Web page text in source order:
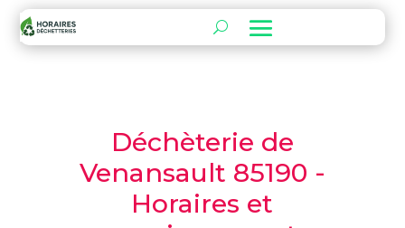
Déchèterie de
Venansault 85190 -
Horaires et